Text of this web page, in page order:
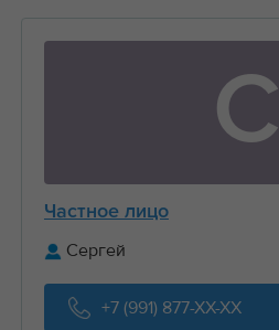
С
Частное лицо
Сергей
+7 (991) 877-XX-XX